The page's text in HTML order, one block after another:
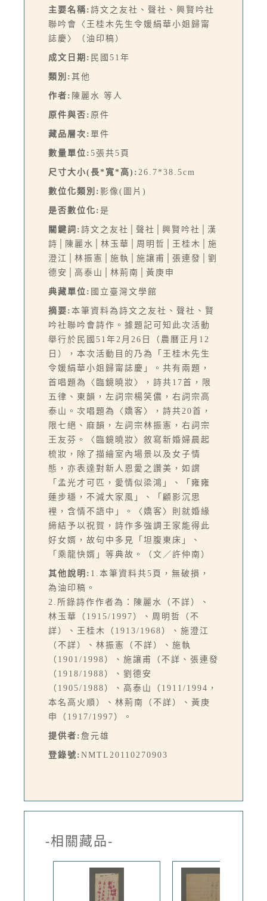
主要名稱: 詩文之友社、聲社、興賢吟社
聯吟會〈王桂木先生令媛絹華小姐歸甯
誌慶〉（油印稿）
成文日期: 民國51年
類別: 其他
作者: 陳麗水 等人
原件與否: 原件
藏品層次: 單件
數量單位: 5張共5頁
尺寸大小(長*寬*高): 26.7*38.5cm
數位化類別: 影像(圖片)
是否數位化: 是
關鍵詞: 詩文之友社│聲社│興賢吟社│漢
詩│陳麗水│林玉華│周明哲│王桂木│施
澄江│林振憲│施執│施讓甫│張連發│劉
德安│高泰山│林荊南│黃庚申
典藏單位: 國立臺灣文學館
摘要: 本筆資料為詩文之友社、聲社、賢
吟社聯吟會詩作。據題記可知此次活動
舉行於民國51年2月26日（農曆正月12
日），本次活動目的乃為「王桂木先生
令媛絹華小姐歸甯誌慶」。共有兩題，
首唱題為〈臨鏡曉妝〉，詩共17首，限
五律、東韻，左詞宗楊笑儂，右詞宗高
泰山。次唱題為〈嬌客〉，詩共20首，
限七絕、麻韻，左詞宗林振憲，右詞宗
王友芬。〈臨鏡曉妝〉敘寫新婚婦晨起
梳妝，除了描繪室內場景以及女子情
態，亦表達對新人恩愛之讚美，如謂
「孟光才可匹，愛情似梁鴻」、「雍雍
蓮步穩，不減大家風」、「顧影沉思
裡，含情不語中」。〈嬌客〉則就婚緣
締結予以祝賀，詩作多強調王家能得此
好女婿，故句中多見「坦腹東床」、
「乘龍快婿」等典故。（文／許仲南）
其他說明: 1.本筆資料共5頁，無破損，
為油印稿。
2.所錄詩作作者為：陳麗水（不詳）、
林玉華（1915/1997）、周明哲（不
詳）、王桂木（1913/1968）、施澄江
（不詳）、林振憲（不詳）、施執
（1901/1998）、施讓甫（不詳、張連發
（1918/1988）、劉德安
（1905/1988）、高泰山（1911/1994，
本名高火順）、林荊南（不詳）、黃庚
申（1917/1997）。
提供者: 詹元雄
登錄號: NMTL20110270903
-相關藏品-